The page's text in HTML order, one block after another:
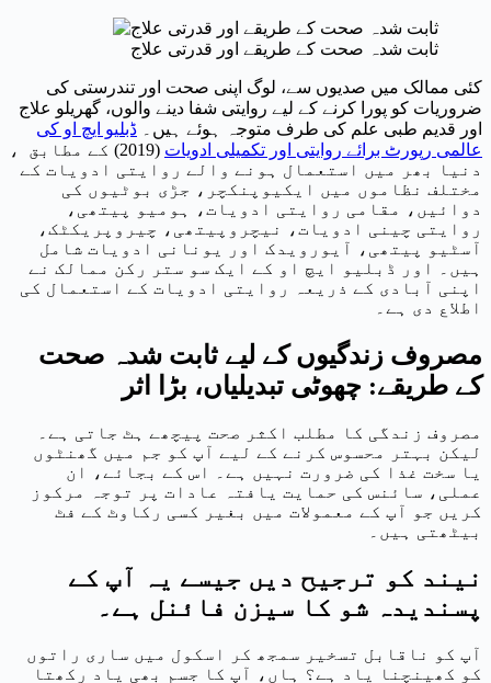
ثابت شدہ صحت کے طریقے اور قدرتی علاج
کئی ممالک میں صدیوں سے، لوگ اپنی صحت اور تندرستی کی
ضروریات کو پورا کرنے کے لیے روایتی شفا دینے والوں، گھریلو علاج
اور قدیم طبی علم کی طرف متوجہ ہوئے ہیں۔ ڈبلیو ایچ او کی
عالمی رپورٹ برائے روایتی اور تکمیلی ادویات
(2019) کے مطابق ،
دنیا بھر میں استعمال ہونے والے روایتی ادویات کے
مختلف نظاموں میں ایکیوپنکچر، جڑی بوٹیوں کی
دوائیں، مقامی روایتی ادویات، ہومیو پیتھی،
روایتی چینی ادویات، نیچروپیتھی، چیروپریکٹک،
آسٹیو پیتھی، آیورویدک اور یونانی ادویات شامل
ہیں۔ اور ڈبلیو ایچ او کے ایک سو ستر رکن ممالک نے
اپنی آبادی کے ذریعہ روایتی ادویات کے استعمال کی
اطلاع دی ہے۔
مصروف زندگیوں کے لیے ثابت شدہ صحت
کے طریقے: چھوٹی تبدیلیاں، بڑا اثر
مصروف زندگی کا مطلب اکثر صحت پیچھے ہٹ جاتی ہے۔
لیکن بہتر محسوس کرنے کے لیے آپ کو جم میں گھنٹوں
یا سخت غذا کی ضرورت نہیں ہے۔ اس کے بجائے، ان
عملی، سائنس کی حمایت یافتہ عادات پر توجہ مرکوز
کریں جو آپ کے معمولات میں بغیر کسی رکاوٹ کے فٹ
بیٹھتی ہیں۔
پسندیدہ شو کا سیزن فائنل ہے۔
آپ کو ناقابل تسخیر سمجھ کر اسکول میں ساری راتوں
کو کھینچنا یاد ہے؟ ہاں، آپ کا جسم بھی یاد رکھتا